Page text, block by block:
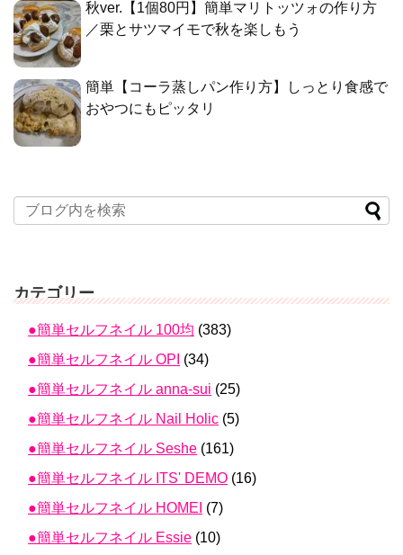
秋ver.【1個80円】簡単マリトッツォの作り方
／栗とサツマイモで秋を楽しもう
簡単【コーラ蒸しパン作り方】しっとり食感で
おやつにもピッタリ
カテゴリー
●簡単セルフネイル 100均 (383)
●簡単セルフネイル OPI (34)
●簡単セルフネイル anna-sui (25)
●簡単セルフネイル Nail Holic (5)
●簡単セルフネイル Seshe (161)
●簡単セルフネイル ITS' DEMO (16)
●簡単セルフネイル HOMEI (7)
●簡単セルフネイル Essie (10)